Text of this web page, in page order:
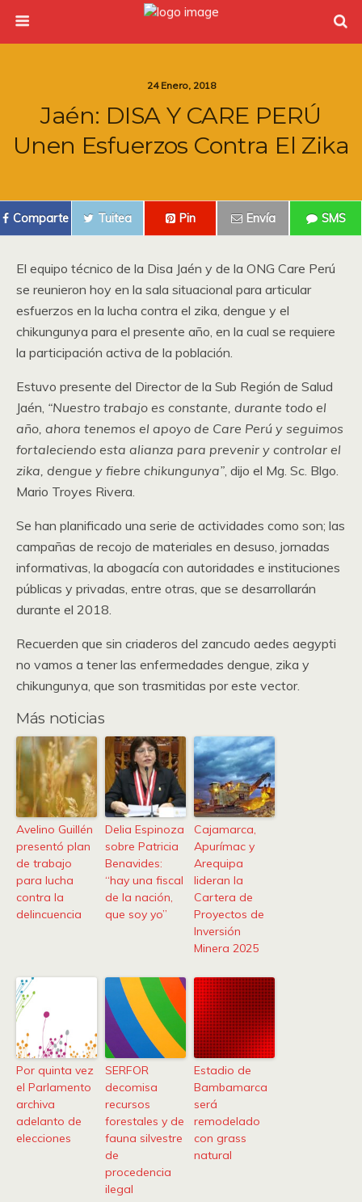
24 Enero, 2018
Jaén: DISA Y CARE PERÚ
Unen Esfuerzos Contra El Zika
Comparte Tuitea Pin Envía SMS
El equipo técnico de la Disa Jaén y de la ONG Care Perú
se reunieron hoy en la sala situacional para articular
esfuerzos en la lucha contra el zika, dengue y el
chikungunya para el presente año, en la cual se requiere
la participación activa de la población.
Estuvo presente del Director de la Sub Región de Salud
Jaén, “Nuestro trabajo es constante, durante todo el
año, ahora tenemos el apoyo de Care Perú y seguimos
fortaleciendo esta alianza para prevenir y controlar el
zika, dengue y fiebre chikungunya”, dijo el Mg. Sc. Blgo.
Mario Troyes Rivera.
Se han planificado una serie de actividades como son; las
campañas de recojo de materiales en desuso, jornadas
informativas, la abogacía con autoridades e instituciones
públicas y privadas, entre otras, que se desarrollarán
durante el 2018.
Recuerden que sin criaderos del zancudo aedes aegypti
no vamos a tener las enfermedades dengue, zika y
chikungunya, que son trasmitidas por este vector.
Más noticias
Avelino Guillén
presentó plan
de trabajo
para lucha
contra la
delincuencia
Delia Espinoza
sobre Patricia
Benavides:
“hay una fiscal
de la nación,
que soy yo”
Cajamarca,
Apurímac y
Arequipa
lideran la
Cartera de
Proyectos de
Inversión
Minera 2025
Por quinta vez
el Parlamento
archiva
adelanto de
elecciones
SERFOR
decomisa
recursos
forestales y de
fauna silvestre
de
procedencia
ilegal
Estadio de
Bambamarca
será
remodelado
con grass
natural